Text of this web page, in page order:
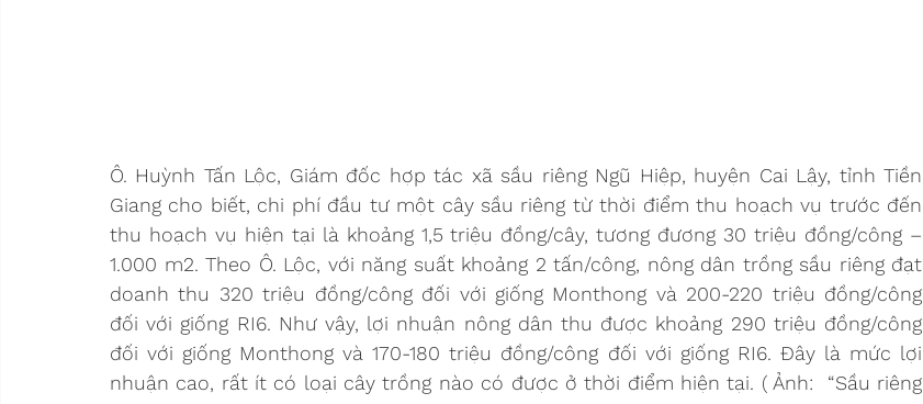
Ô. Huỳnh Tấn Lộc, Giám đốc hợp tác xã sầu riêng Ngũ Hiệp, huyện Cai Lậy, tỉnh Tiền
Giang cho biết, chi phí đầu tư một cây sầu riêng từ thời điểm thu hoạch vụ trước đến
thu hoạch vụ hiện tại là khoảng 1,5 triệu đồng/cây, tương đương 30 triệu đồng/công –
1.000 m2. Theo Ô. Lộc, với năng suất khoảng 2 tấn/công, nông dân trồng sầu riêng đạt
doanh thu 320 triệu đồng/công đối với giống Monthong và 200-220 triệu đồng/công
đối với giống RI6. Như vậy, lợi nhuận nông dân thu được khoảng 290 triệu đồng/công
đối với giống Monthong và 170-180 triệu đồng/công đối với giống RI6. Đây là mức lợi
nhuận cao, rất ít có loại cây trồng nào có được ở thời điểm hiện tại. ( Ảnh:  “Sầu riêng